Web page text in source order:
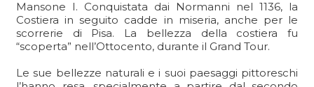
Mansone I. Conquistata dai Normanni nel 1136, la
Costiera in seguito cadde in miseria, anche per le
scorrerie di Pisa. La bellezza della costiera fu
“scoperta” nell’Ottocento, durante il Grand Tour.
Le sue bellezze naturali e i suoi paesaggi pittoreschi